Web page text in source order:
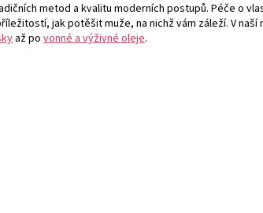
metod a kvalitu moderních postupů. Péče o
jak potěšit muže, na nichž vám záleží. V naší
až po vonné a výživné oleje.